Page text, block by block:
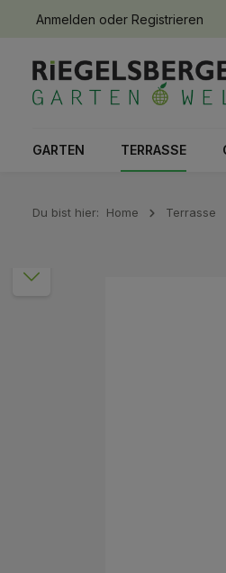
Zur Hauptnavigation
Anmelden oder Registrieren
GARTEN TERRASSE
Du bist hier: Home Terrasse
Bildergalerie überspringen